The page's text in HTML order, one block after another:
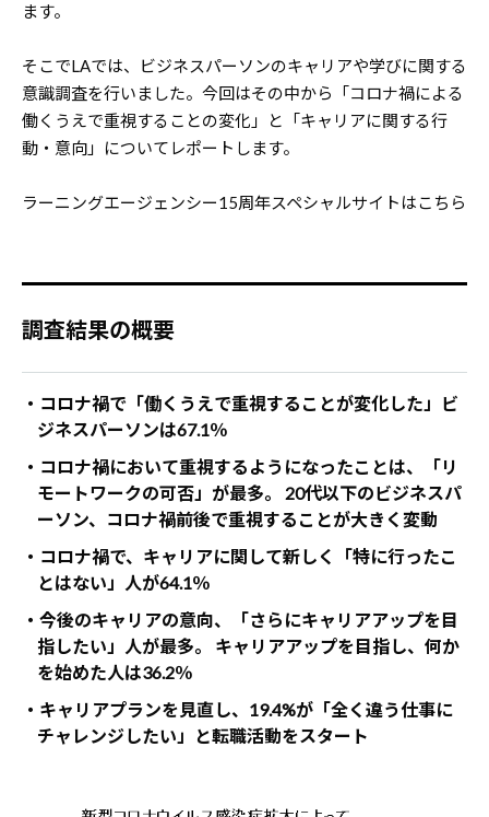
ます。
そこでLAでは、ビジネスパーソンのキャリアや学びに関する
意識調査を行いました。今回はその中から「コロナ禍による
働くうえで重視することの変化」と「キャリアに関する行
動・意向」についてレポートします。
ラーニングエージェンシー15周年スペシャルサイトはこちら
調査結果の概要
・コロナ禍で「働くうえで重視することが変化した」ビ
ジネスパーソンは67.1％
・コロナ禍において重視するようになったことは、「リ
モートワークの可否」が最多。 20代以下のビジネスパ
ーソン、コロナ禍前後で重視することが大きく変動
・コロナ禍で、キャリアに関して新しく「特に行ったこ
とはない」人が64.1％
・今後のキャリアの意向、「さらにキャリアアップを目
指したい」人が最多。 キャリアアップを目指し、何か
を始めた人は36.2％
・キャリアプランを見直し、19.4%が「全く違う仕事に
チャレンジしたい」と転職活動をスタート